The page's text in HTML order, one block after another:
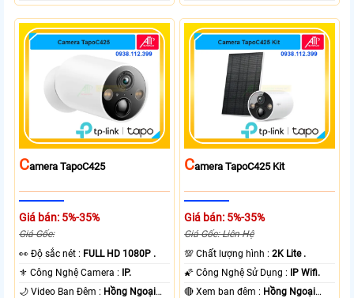
CAmera TapoC425
Giá bán: 5%-35%
Giá Gốc:
️👀 Độ sắc nét : FULL HD 1080P .
⚜️ Công Nghệ Camera : IP.
🌙 Video Ban Đêm : Hồng Ngoại
CAmera TapoC425 Kit
Giá bán: 5%-35%
Giá Gốc: Liên Hệ
💯 Chất lượng hình :2K Lite .
🌠 Công Nghệ Sử Dụng : IP Wifi.
🔴 Xem ban đêm : Hồng Ngoại